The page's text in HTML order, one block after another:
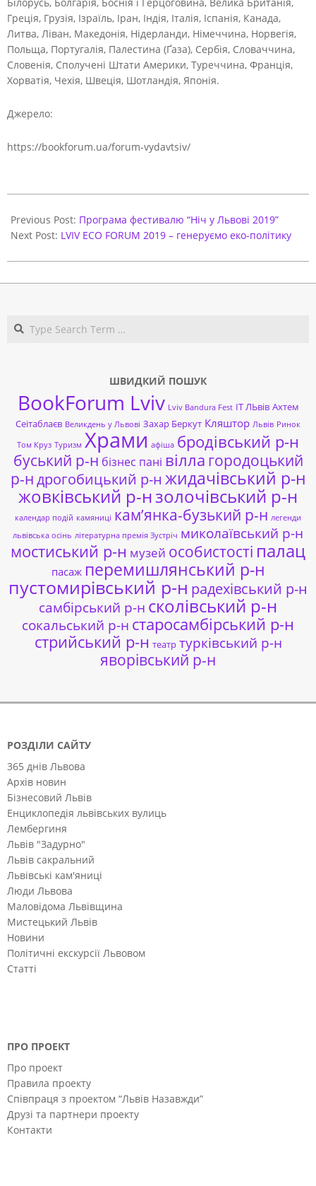
Греція, Грузія, Ізраїль, Іран, Індія, Італія, Іспанія, Канада,
Литва, Ліван, Македонія, Нідерланди, Німеччина, Норвегія,
Польща, Португалія, Палестина (Ґаза), Сербія, Словаччина,
Словенія, Сполучені Штати Америки, Туреччина, Франція,
Хорватія, Чехія, Швеція, Шотландія, Японія.
Джерело:
https://bookforum.ua/forum-vydavtsiv/
08-
07
Previous Post: Програма фестивалю “Ніч у Львові 2019”
Next Post: LVIV ECO FORUM 2019 – генеруємо еко-політику
ШВИДКИЙ ПОШУК
BookForum Lviv Lviv Bandura Fest ІТ ЛЬвів Ахтем
Сеітаблаєв Великдень у Львові Захар Беркут Кляштор Львів Ринок
Том Круз Туризм Храми афіша бродівський р-н
буський р-н бізнес пані вілла городоцький
р-ндрогобицький р-н жидачівський р-н
жовківський р-нзолочівський р-н
календар подій камяниці кам’янка-бузький р-н легенди
львівська осінь літературна премія Зустріч миколаївський р-н
мостиський р-н музей особистості палац
пасаж перемишлянський р-н
пустомирівський р-н радехівський р-н
самбірський р-н сколівський р-н
сокальський р-н старосамбірський р-н
стрийський р-н театр турківський р-н
яворівський р-н
РОЗДІЛИ САЙТУ
365 днів Львова
Архів новин
Бізнесовий Львів
Енциклопедія львівських вулиць
Лембергиня
Львів "Задурно"
Львів сакральний
Львівські кам'яниці
Люди Львова
Маловідома Львівщина
Мистецький Львів
Новини
Політичні екскурсії Львовом
Статті
ПРО ПРОЕКТ
Про проект
Правила проекту
Співпраця з проектом “Львів Назавжди”
Друзі та партнери проекту
Контакти